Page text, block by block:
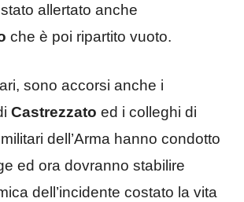
allertato anche
che è poi ripartito vuoto.
sono accorsi anche i
Castrezzato ed i colleghi di
dell’Arma hanno condotto
ed ora dovranno stabilire
dell’incidente costato la vita